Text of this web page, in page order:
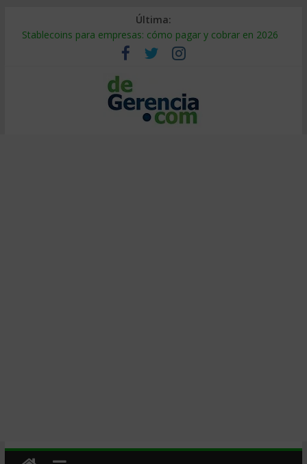
Última:
Stablecoins para empresas: cómo pagar y cobrar en 2026
Despido silencioso: qué es y por qué sale tan caro
IA en selección de personal: cómo auditarla a tiempo
Trabajo forzoso en la cadena de suministro: qué hacer
Mercado hispano de EE. UU.: cómo segmentarlo y venderle